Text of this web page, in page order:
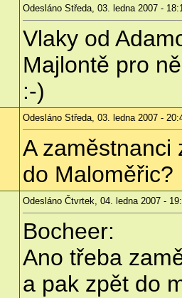
Odesláno Středa, 03. ledna 2007 -
Vlaky od
Majlontě pro
:-)
Odesláno Středa, 03. ledna 2007 -
A zaměstnanci
do Maloměřic?
Odesláno Čtvrtek, 04. ledna 2007 -
Bocheer:
Ano třeba
a pak zpět do